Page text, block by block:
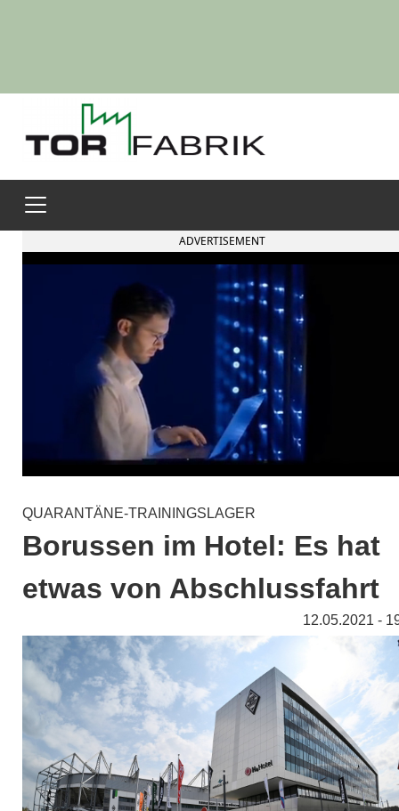
ADVERTISEMENT
QUARANTÄNE-TRAININGSLAGER
Borussen im Hotel: Es hat
etwas von Abschlussfahrt
12.05.2021 -